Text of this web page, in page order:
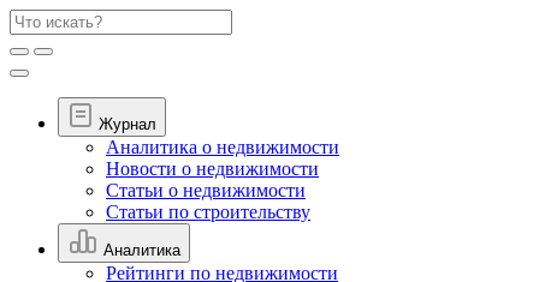
Журнал
Аналитика о недвижимости
Новости о недвижимости
Статьи о недвижимости
Статьи по строительству
Аналитика
Рейтинги по недвижимости